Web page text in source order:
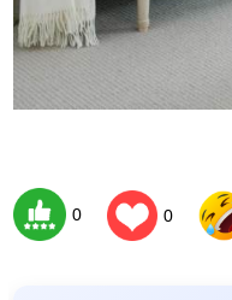
0 0